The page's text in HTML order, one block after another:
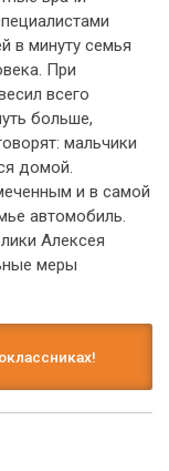
в минуту семья
При
всего
больше,
мальчики
домой.
и в самой
автомобиль.
Алексея
меры